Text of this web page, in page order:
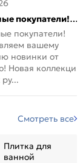
покупатели!
вашему
новинки от
покупатели!
вашему
новинки от
Новая коллекция
Смотреть все
Плитка для
ванной